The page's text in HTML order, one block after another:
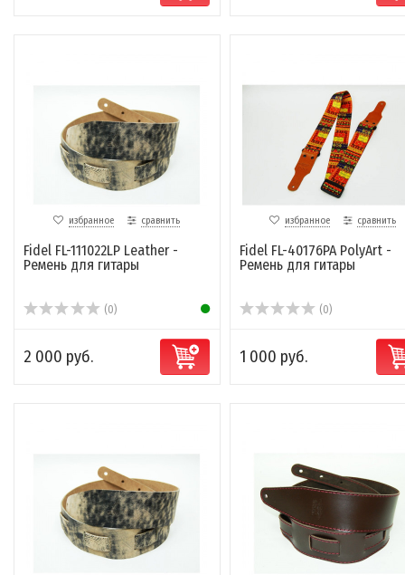
избранное сравнить
Fidel FL-111022LP Leather -
Ремень для гитары
(0)
2 000 руб.
избранное сравнить
Fidel FL-40176PA PolyArt -
Ремень для гитары
(0)
1 000 руб.